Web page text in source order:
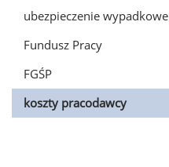
ubezpieczenie wypadkowe
Fundusz Pracy
FGŚP
koszty pracodawcy